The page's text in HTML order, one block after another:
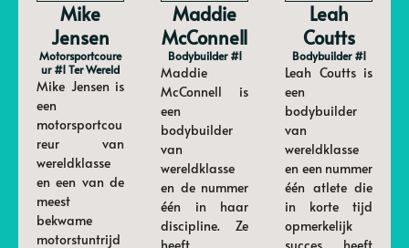
Mike
Jensen
Motorsportcoure
Ur #1 Ter Wereld
Mike Jensen is
een
motorsportcou
reur van
wereldklasse
en een van de
meest
bekwame
motorstuntrijd
Maddie
McConnell
Bodybuilder #1
Maddie
McConnell is
een
bodybuilder
van
wereldklasse
en de nummer
één in haar
discipline. Ze
Leah
Coutts
Bodybuilder #1
Leah Coutts is
een
bodybuilder
van
wereldklasse
en een nummer
één atlete die
in korte tijd
opmerkelijk